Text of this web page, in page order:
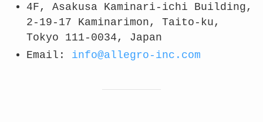
4F, Asakusa Kaminari-ichi Building,
2-19-17 Kaminarimon, Taito-ku,
Tokyo 111-0034, Japan
Email: info@allegro-inc.com